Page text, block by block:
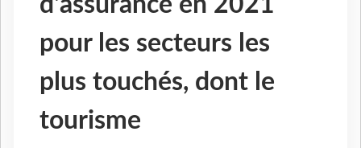
pour les secteurs les
plus touchés, dont le
tourisme